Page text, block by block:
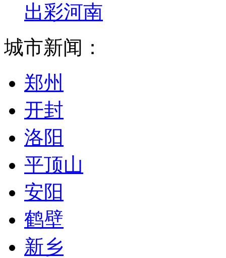
出彩河南
城市新闻：
郑州
开封
洛阳
平顶山
安阳
鹤壁
新乡